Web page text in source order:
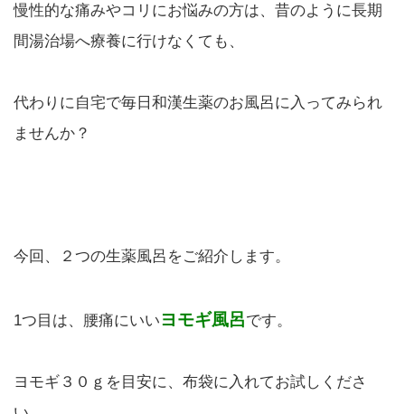
慢性的な痛みやコリにお悩みの方は、昔のように長期
間湯治場へ療養に行けなくても、
代わりに自宅で毎日和漢生薬のお風呂に入ってみられ
ませんか？
今回、２つの生薬風呂をご紹介します。
1つ目は、腰痛にいいヨモギ風呂です。
ヨモギ３０ｇを目安に、布袋に入れてお試しくださ